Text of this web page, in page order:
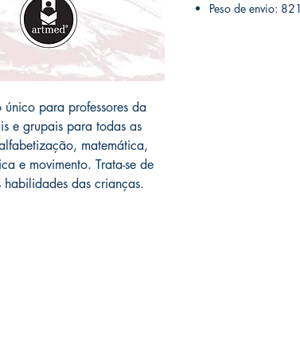
para professores da
e grupais para todas as
matemática,
e movimento. Trata-se de
das crianças.
Peso de envio: